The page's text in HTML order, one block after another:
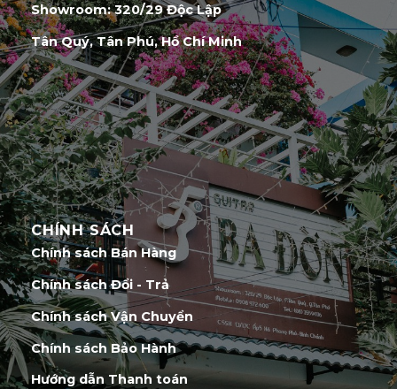
Showroom: 320/29 Độc Lập
Tân Quý, Tân Phú, Hồ Chí Minh
CHÍNH SÁCH
Chính sách Bán Hàng
Chính sách Đổi - Trả
Chính sách Vận Chuyển
Chính sách Bảo Hành
Hướng dẫn Thanh toán